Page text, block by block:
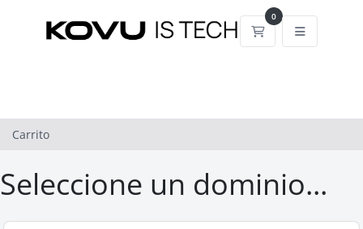
0
Carrito
Carrito
Seleccione un dominio...